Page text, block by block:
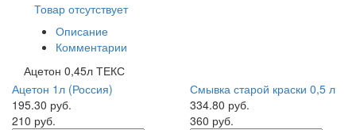
Товар отсутствует
Описание
Комментарии
Ацетон 0,45л ТЕКС
Ацетон 1л (Россия)
195.30 руб.
210 руб.
Смывка старой краски 0,5 л
334.80 руб.
360 руб.